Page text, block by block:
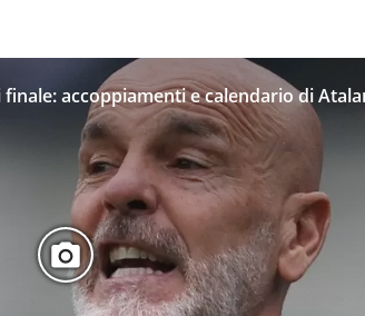
accoppiamenti e calendario di